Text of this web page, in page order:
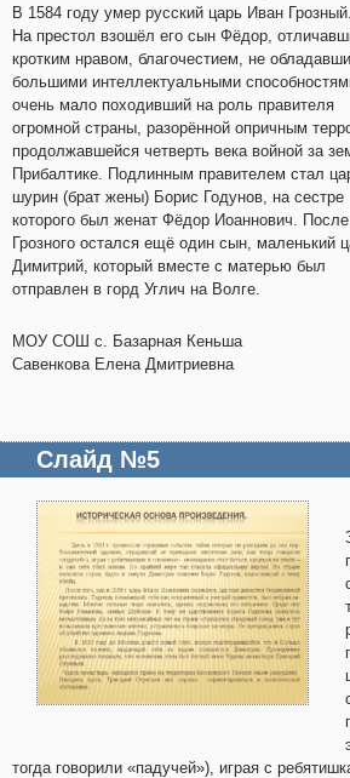
В 1584 году умер русский царь Иван Грозный.
На престол взошёл его сын Фёдор,
кротким нравом, благочестием, не
большими интеллектуальными
очень мало походивший на роль правителя
огромной страны, разорённой опричным
продолжавшейся четверть века войной за
Прибалтике. Подлинным правителем стал
шурин (брат жены) Борис Годунов, на сестре
которого был женат Фёдор Иоаннович.
Грозного остался ещё один сын, маленький
Димитрий, который вместе с матерью был
отправлен в горд Углич на Волге.
МОУ СОШ с. Базарная Кеньша
Савенкова Елена Дмитриевна
Слайд №5
тогда говорили «падучей»), играя с